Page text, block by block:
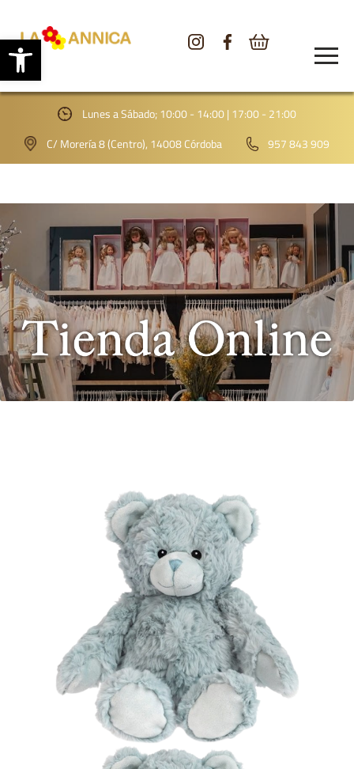
Abrir barra de herramientas
TIENDA
GALERÍA
BLOG
CONTACTO
Lunes a Sábado; 10:00 - 14:00 | 17:00 - 21:00
C/ Morería 8 (Centro), 14008 Córdoba
957 843 909